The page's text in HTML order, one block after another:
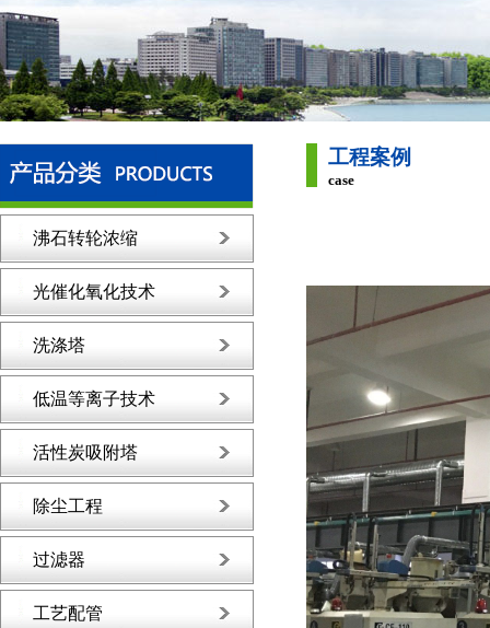
沸石转轮浓缩
光催化氧化技术
洗涤塔
低温等离子技术
活性炭吸附塔
除尘工程
过滤器
工艺配管
工程案例
case